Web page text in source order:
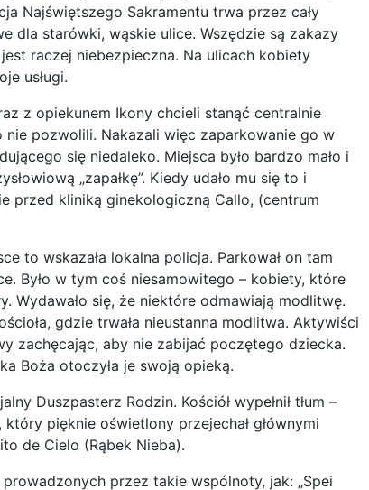
Najświętszego Sakramentu trwa przez cały
dla starówki, wąskie ulice. Wszędzie są zakazy
raczej niebezpieczna. Na ulicach kobiety
usługi.
z opiekunem Ikony chcieli stanąć centralnie
pozwolili. Nakazali więc zaparkowanie go w
się niedaleko. Miejsca było bardzo mało i
„zapałkę”. Kiedy udało mu się to i
przed kliniką ginekologiczną Callo, (centrum
to wskazała lokalna policja. Parkował on tam
Było w tym coś niesamowitego – kobiety, które
Wydawało się, że niektóre odmawiają modlitwę.
gdzie trwała nieustanna modlitwa. Aktywiści
zachęcając, aby nie zabijać poczętego dziecka.
Boża otoczyła je swoją opieką.
Duszpasterz Rodzin. Kościół wypełnił tłum –
pięknie oświetlony przejechał głównymi
de Cielo (Rąbek Nieba).
przez takie wspólnoty, jak: „Spei